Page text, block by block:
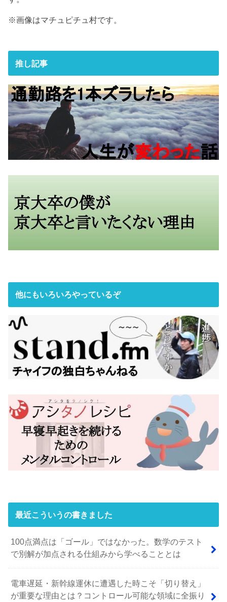
※画像はマチュピチュ村です。
推し記事
他にもいろいろやっているぞ
最近こういうの書きました
100点満点は「ゴール」ではなかった。数学のテスト
で別解が加点される仕組みから学べることとは
電車遅延・新幹線運休に遭遇した時こそ「切り替え」
が重要な理由とは？コントロール可能な領域に全振り